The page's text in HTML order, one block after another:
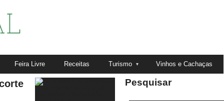
Feira Livre Receitas Turismo Vinhos e Cachaças
Pesquisar